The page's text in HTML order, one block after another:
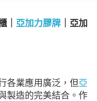
｜ 亞加力膠牌 ｜亞加
各業應用廣泛，但亞
製造的完美結合。作